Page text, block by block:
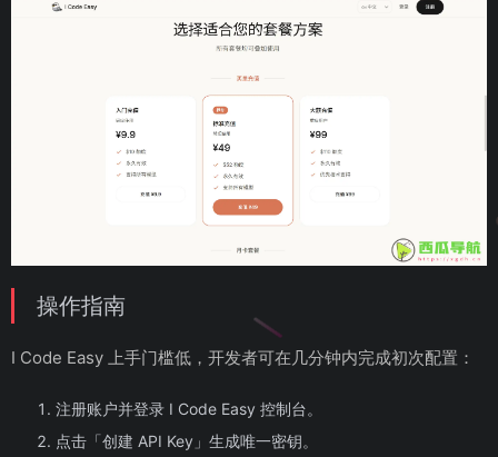
操作指南
I Code Easy 上手门槛低，开发者可在几分钟内完成初次配置：
注册账户并登录 I Code Easy 控制台。
点击「创建 API Key」生成唯一密钥。